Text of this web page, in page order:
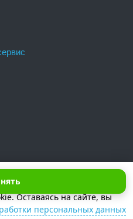
Оставаясь на сайте, вы
персональных данных